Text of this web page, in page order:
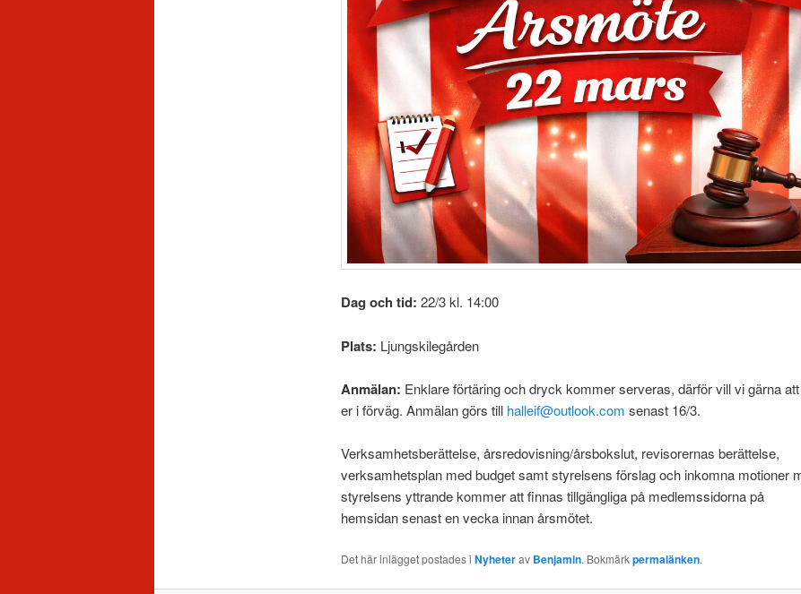
Dag och tid: 22/3 kl. 14:00
Plats: Ljungskilegården
Anmälan: Enklare förtäring och dryck kommer serveras, därför vill vi gärna
er i förväg. Anmälan görs till halleif@outlook.com senast 16/3.
Verksamhetsberättelse, årsredovisning/årsbokslut, revisorernas berättelse,
verksamhetsplan med budget samt styrelsens förslag och inkomna motioner
styrelsens yttrande kommer att finnas tillgängliga på medlemssidorna på
hemsidan senast en vecka innan årsmötet.
Det här inlägget postades i Nyheterav Benjamin. Bokmärkpermalänken.